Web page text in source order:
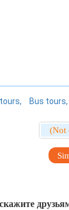
Bus tours
(Not